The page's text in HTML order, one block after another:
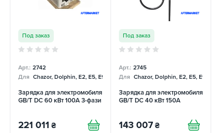
Под заказ
Арт.: 2742
Для Chazor, Dolphin, E2, E5, E9, Mercedes
Зарядка для электромобиля
GB/T DC 60 кВт 100А 3-фази
221 011 ₴
Под заказ
Арт.: 2745
Для Chazor, Dolphin, E2, E5, E9,
Зарядка для электромобиля
GB/T DC 40 кВт 150А
143 007 ₴